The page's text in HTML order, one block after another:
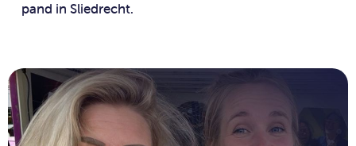
pand in Sliedrecht.